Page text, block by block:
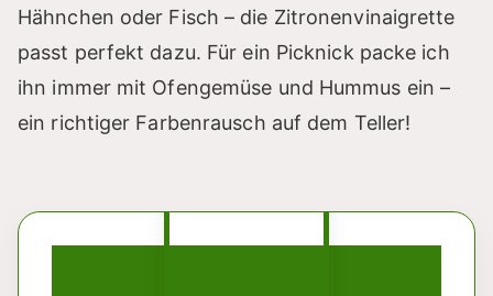
Hähnchen oder Fisch – die Zitronenvinaigrette
passt perfekt dazu. Für ein Picknick packe ich
ihn immer mit Ofengemüse und Hummus ein –
ein richtiger Farbenrausch auf dem Teller!